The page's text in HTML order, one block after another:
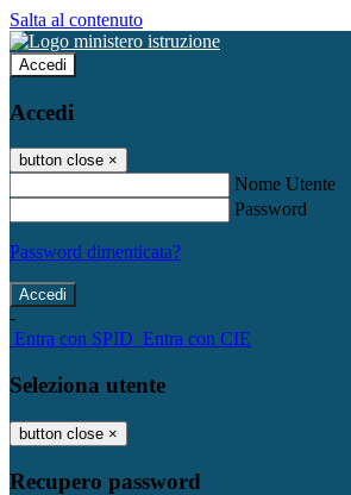
Salta al contenuto
Accedi
Accedi
button close ×
Nome Utente
Password
Password dimenticata?
-
Entra con SPID Entra con CIE
Seleziona utente
button close ×
Recupero password